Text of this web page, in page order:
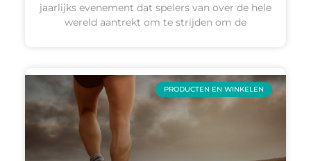
jaarlijks evenement dat spelers van over de hele
wereld aantrekt om te strijden om de
PRODUCTEN EN WINKELEN